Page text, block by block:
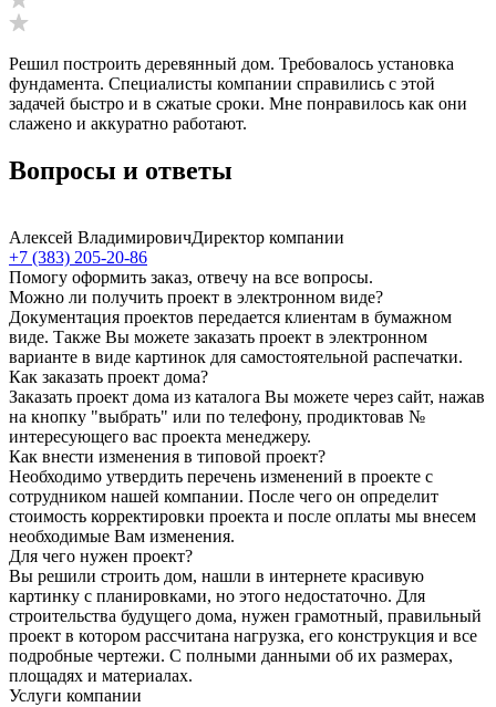
Решил построить деревянный дом. Требовалось установка
фундамента. Специалисты компании справились с этой
задачей быстро и в сжатые сроки. Мне понравилось как они
слажено и аккуратно работают.
Вопросы и ответы
Алексей ВладимировичДиректор компании
+7 (383) 205-20-86
Помогу оформить заказ, отвечу на все вопросы.
Можно ли получить проект в электронном виде?
Документация проектов передается клиентам в бумажном
виде. Также Вы можете заказать проект в электронном
варианте в виде картинок для самостоятельной распечатки.
Как заказать проект дома?
Заказать проект дома из каталога Вы можете через сайт, нажав
на кнопку "выбрать" или по телефону, продиктовав №
интересующего вас проекта менеджеру.
Как внести изменения в типовой проект?
Необходимо утвердить перечень изменений в проекте с
сотрудником нашей компании. После чего он определит
стоимость корректировки проекта и после оплаты мы внесем
необходимые Вам изменения.
Для чего нужен проект?
Вы решили строить дом, нашли в интернете красивую
картинку с планировками, но этого недостаточно. Для
строительства будущего дома, нужен грамотный, правильный
проект в котором рассчитана нагрузка, его конструкция и все
подробные чертежи. С полными данными об их размерах,
площадях и материалах.
Услуги компании